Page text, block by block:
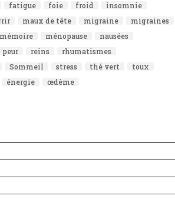
fatigue foie froid
insomnie
maux de tête migraine
migraines
mémoire ménopause
nausées
peur reins
rhumatismes
Sommeil stress thé vert
toux
énergie œdème